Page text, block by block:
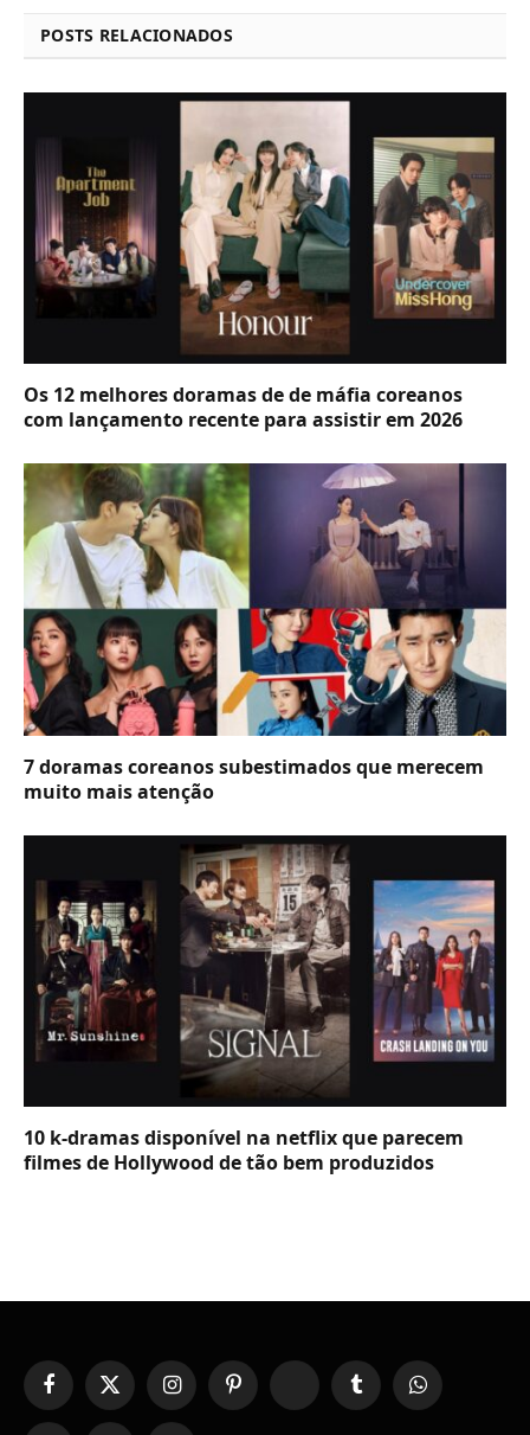
POSTS RELACIONADOS
Os 12 melhores doramas de de máfia coreanos
com lançamento recente para assistir em 2026
7 doramas coreanos subestimados que merecem
muito mais atenção
10 k-dramas disponível na netflix que parecem
filmes de Hollywood de tão bem produzidos
FacebookX
(Twitter)
InstagramPinterest YouTubeTumblr WhatsApp